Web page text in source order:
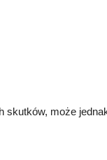
skutków, może